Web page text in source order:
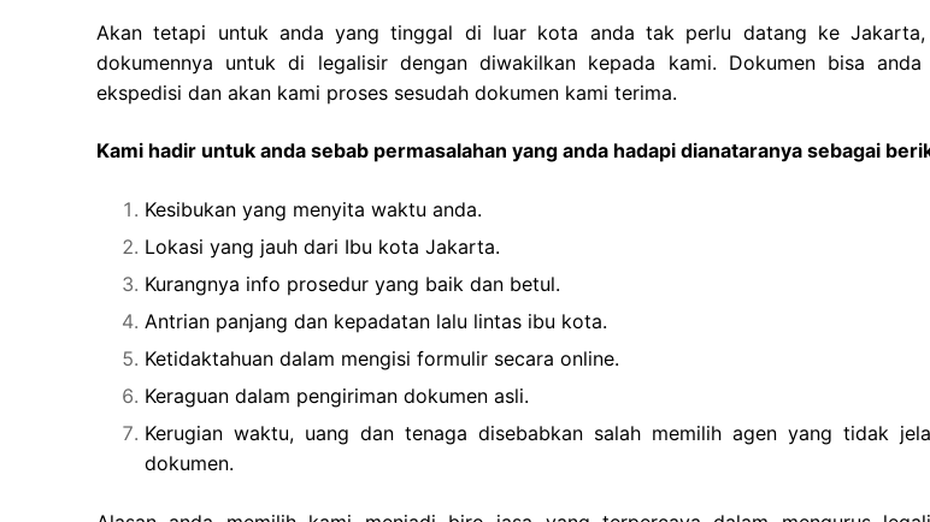
Akan tetapi untuk anda yang tinggal di luar kota anda tak perlu datang ke Jakarta,
dokumennya untuk di legalisir dengan diwakilkan kepada kami. Dokumen bisa
ekspedisi dan akan kami proses sesudah dokumen kami terima.
Kami hadir untuk anda sebab permasalahan yang anda hadapi dianataranya sebagai
Kesibukan yang menyita waktu anda.
Lokasi yang jauh dari Ibu kota Jakarta.
Kurangnya info prosedur yang baik dan betul.
Antrian panjang dan kepadatan lalu lintas ibu kota.
Ketidaktahuan dalam mengisi formulir secara online.
Keraguan dalam pengiriman dokumen asli.
Kerugian waktu, uang dan tenaga disebabkan salah memilih agen yang tidak
dokumen.